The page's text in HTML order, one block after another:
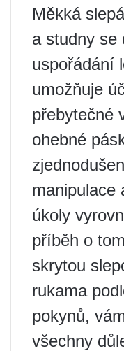
Měkká
a studny se
uspořádání
umožňuje
přebytečné
ohebné
manipulace
úkoly
příběh o
skrytou
rukama
pokynů,
všechny